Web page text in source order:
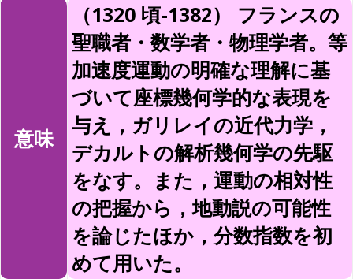
意味
（1320 頃-1382） フランスの
聖職者・数学者・物理学者。等
加速度運動の明確な理解に基
づいて座標幾何学的な表現を
与え，ガリレイの近代力学，
デカルトの解析幾何学の先駆
をなす。また，運動の相対性
の把握から，地動説の可能性
を論じたほか，分数指数を初
めて用いた。